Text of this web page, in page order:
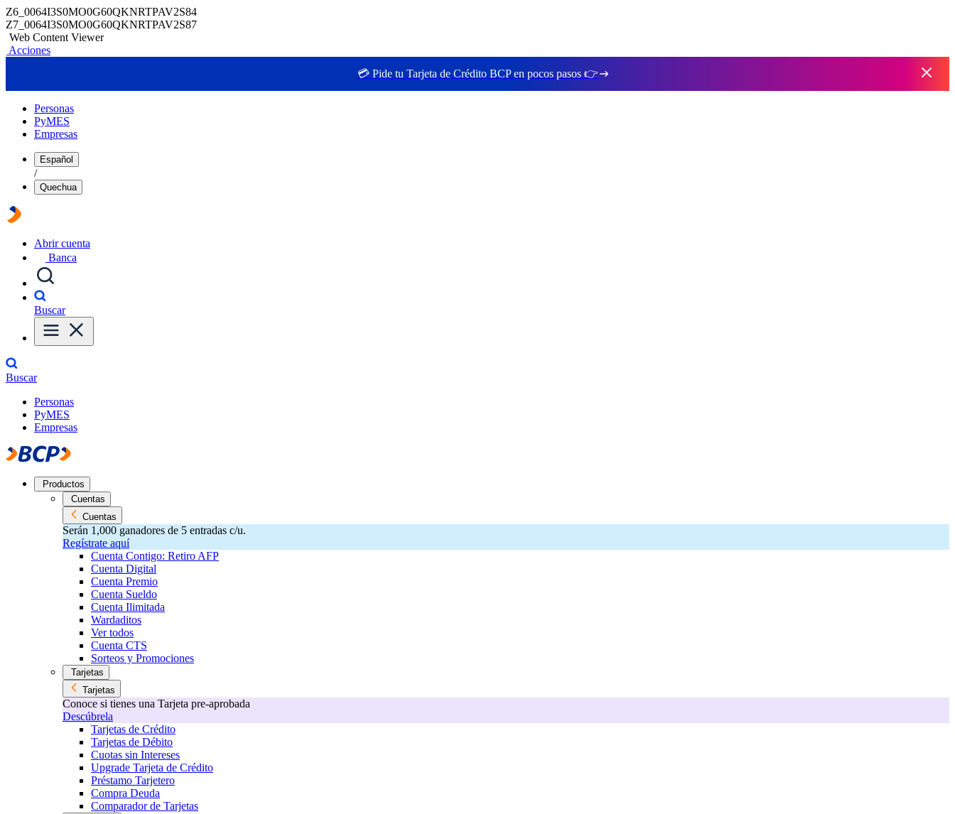
Z6_0064I3S0MO0G60QKNRTPAV2S84
Z7_0064I3S0MO0G60QKNRTPAV2S87
Web Content Viewer
Acciones
💳 Pide tu Tarjeta de Crédito BCP en pocos pasos 👉
Personas
PyMES
Empresas
Español
/
Quechua
Abrir cuenta
Banca
Buscar
Buscar
Personas
PyMES
Empresas
Productos
Cuentas
Cuentas
Serán 1,000 ganadores de 5 entradas c/u.
Regístrate aquí
Cuenta Contigo: Retiro AFP
Cuenta Digital
Cuenta Premio
Cuenta Sueldo
Cuenta Ilimitada
Wardaditos
Ver todos
Cuenta CTS
Sorteos y Promociones
Tarjetas
Tarjetas
Conoce si tienes una Tarjeta pre-aprobada
Descúbrela
Tarjetas de Crédito
Tarjetas de Débito
Cuotas sin Intereses
Upgrade Tarjeta de Crédito
Préstamo Tarjetero
Compra Deuda
Comparador de Tarjetas